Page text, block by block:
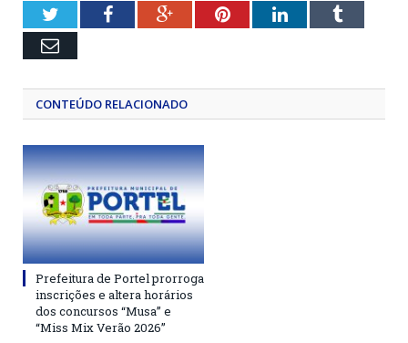
TwitterFacebookGoogle+PinterestLinkedInTumblr
Email
CONTEÚDO RELACIONADO
Prefeitura de Portel prorroga
inscrições e altera horários
dos concursos “Musa” e
“Miss Mix Verão 2026”